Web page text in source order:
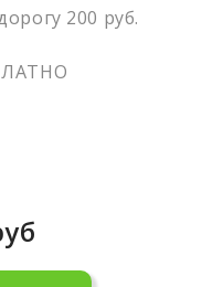
200 руб.